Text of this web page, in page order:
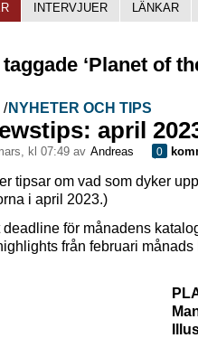
INTERVJUER LÄNKAR
‘Planet of
/ NYHETER OCH TIPS
april
kl 07:49 av Andreas 0
tipsar om vad som dyker
i april 2023.)
deadline för månadens
från februari